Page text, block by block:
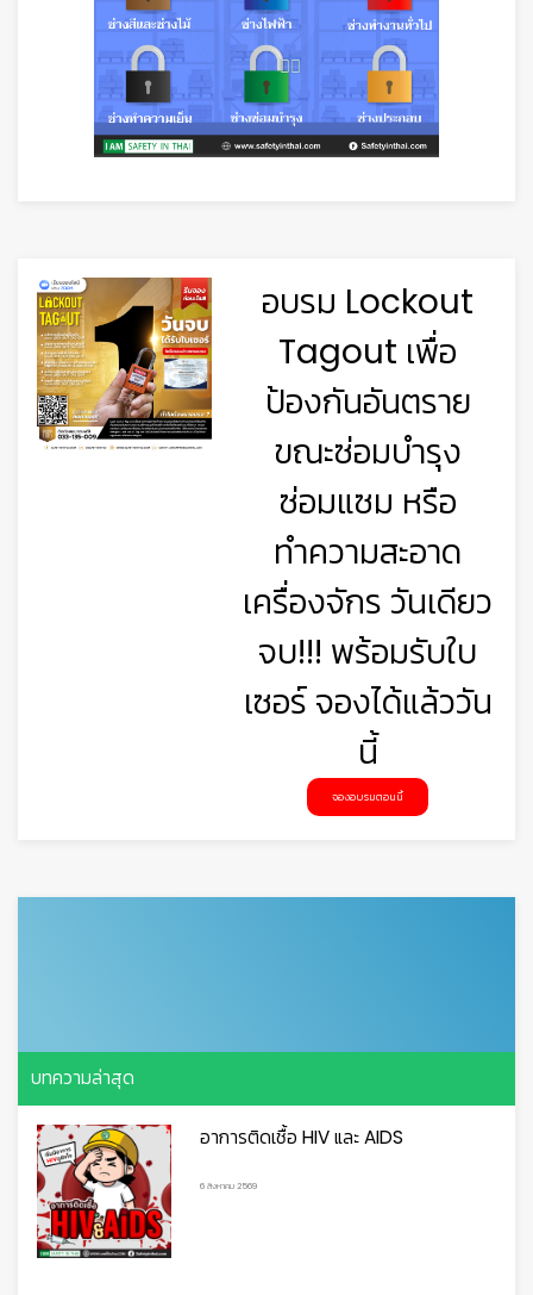
👷‍♀
อบรม Lockout
Tagout เพื่อ
ป้องกันอันตราย
ขณะซ่อมบำรุง
ซ่อมแซม หรือ
ทำความสะอาด
เครื่องจักร วันเดียว
จบ!!! พร้อมรับใบ
เซอร์ จองได้แล้ววัน
นี้
จองอบรมตอนนี้
บทความล่าสุด
อาการติดเชื้อ HIV และ AIDS
6 สิงหาคม 2569